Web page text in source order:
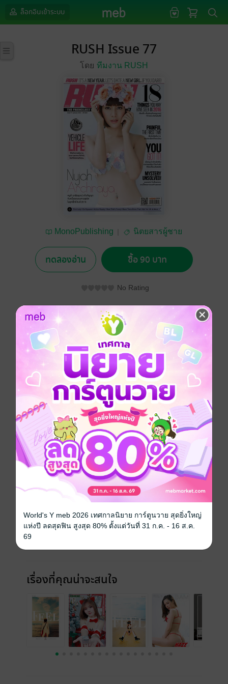
ล็อกอินเข้าระบบ
RUSH Issue 77
โดย ทีมงาน RUSH
MonoPublishing นิตยสารผู้ชาย
ทดลองอ่าน ซื้อ 90 บาท
No Rating
อยากได้ ซื้อเป็นของขวัญ แชร์
ประเภทไฟล์ interactive media
วันที่วางขาย 26 ธันวาคม 2558
ความยาว 148 หน้า
ราคาปก 100 บาท (ประหยัด 10%)
ฉบับย้อนหลัง ดูทั้งหมด
เรื่องที่คุณน่าจะสนใจ
World's Y meb 2026 เทศกาลนิยาย การ์ตูนวาย สุดยิ่งใหญ่
แห่งปี ลดสุดฟิน สูงสุด 80% ตั้งแต่วันที่ 31 ก.ค. - 16 ส.ค.
69